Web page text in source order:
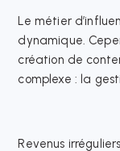
Le métier
dynamique.
création de
complexe : la
Revenus